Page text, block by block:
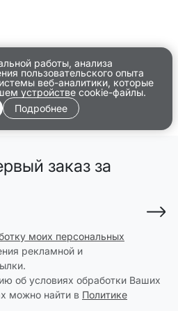
работы, анализа
пользовательского опыта
веб-аналитики, которые
устройстве cookie-файлы.
Подробнее
заказ за
моих персональных
рекламной и
об условиях обработки Ваших
можно найти в Политике